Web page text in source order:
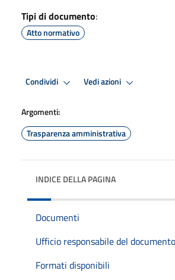
Tipi di documento:
Atto normativo
Condividi Vedi azioni
Argomenti:
Trasparenza amministrativa
INDICE DELLA PAGINA
Documenti
Ufficio responsabile del documento
Formati disponibili